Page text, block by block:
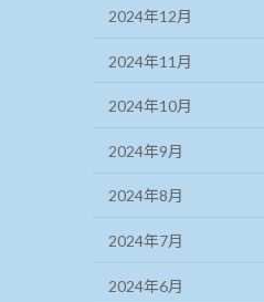
2024年12月
2024年11月
2024年10月
2024年9月
2024年8月
2024年7月
2024年6月